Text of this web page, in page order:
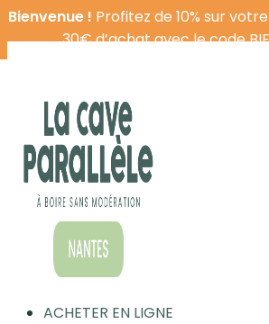
Bienvenue ! Profitez de 10% sur
30€ d’achat avec le code
ACHETER EN LIGNE